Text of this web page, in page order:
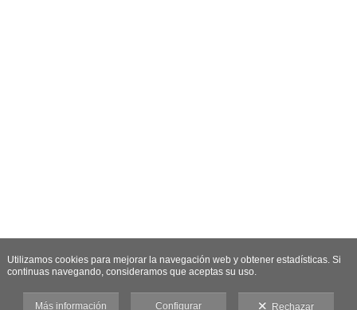
Utilizamos cookies para mejorar la navegación web y obtener estadísticas. Si
continuas navegando, consideramos que aceptas su uso.
Más información Configurar Rechazar